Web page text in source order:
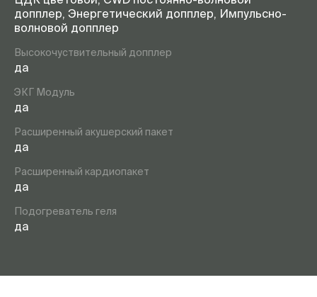
допплер, Энергетический допплер, Импульсно-
волновой допплер
Высокочуствительный допплер
да
ЭКГ Модуль
да
Расширенный акушерский пакет
да
Расширенный кардиопакет
да
Подогреватель геля
да